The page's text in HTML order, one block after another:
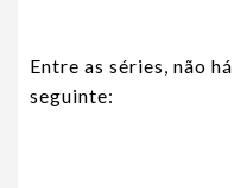
Entre as séries, não
seguinte: